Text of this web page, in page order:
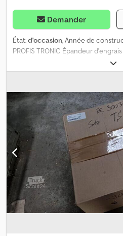
Demander
État:d'occasion, Année de
PROFIS TRONIC Épandeur
de base, doté en plus de : Bâche
commande mécanique Jeu de
m) Système de limitation de
Dispositif de roulage et de
niveau vide Djdpoy H S Srsfx Ag
Câble de signal 7 broches